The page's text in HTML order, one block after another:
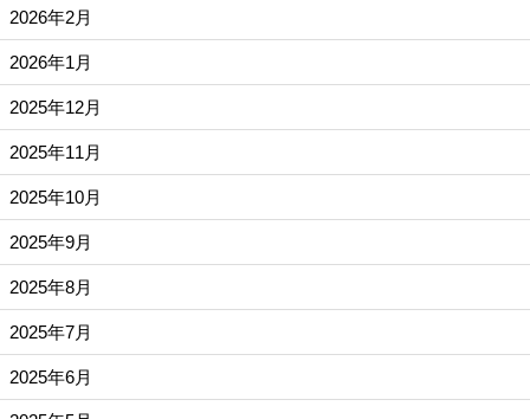
2026年2月
2026年1月
2025年12月
2025年11月
2025年10月
2025年9月
2025年8月
2025年7月
2025年6月